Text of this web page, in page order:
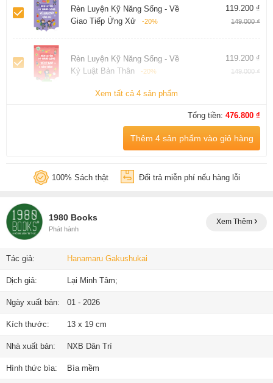
Rèn Luyện Kỹ Năng Sống - Về
Giao Tiếp Ứng Xử
-20%
119.200 ₫
149.000 ₫
Rèn Luyện Kỹ Năng Sống - Về
Kỷ Luật Bản Thân
-20%
119.200 ₫
149.000 ₫
Xem tất cả 4 sản phẩm
Tổng tiền: 476.800 ₫
Thêm 4 sản phẩm vào giỏ hàng
100% Sách thật Đổi trả miễn phí nếu hàng lỗi
1980 Books
Phát hành
Xem Thêm
Tác giả: Hanamaru Gakushukai
Dịch giả: Lại Minh Tâm;
Ngày xuất bản: 01 - 2026
Kích thước: 13 x 19 cm
Nhà xuất bản: NXB Dân Trí
Hình thức bìa: Bìa mềm